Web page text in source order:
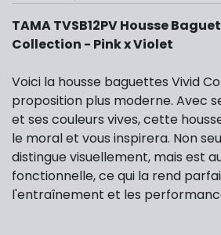
TAMA TVSB12PV Housse
Collection - Pink x Violet
Voici la housse baguettes Vivid
proposition plus moderne. Avec
et ses couleurs vives, cette
le moral et vous inspirera. Non
distingue visuellement, mais est
fonctionnelle, ce qui la rend
l'entraînement et les